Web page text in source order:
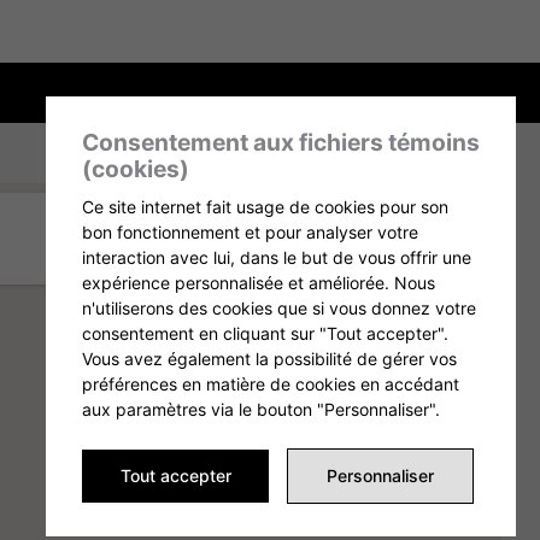
Consentement aux fichiers témoins
(cookies)
Ce site internet fait usage de cookies pour son
bon fonctionnement et pour analyser votre
interaction avec lui, dans le but de vous offrir une
expérience personnalisée et améliorée. Nous
n'utiliserons des cookies que si vous donnez votre
consentement en cliquant sur "Tout accepter".
Vous avez également la possibilité de gérer vos
préférences en matière de cookies en accédant
aux paramètres via le bouton "Personnaliser".
Tout accepter Personnaliser